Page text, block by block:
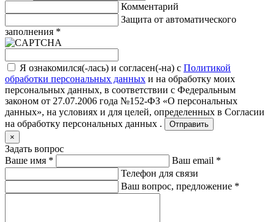
Комментарий
Защита от автоматического
заполнения *
Я ознакомился(-лась) и согласен(-на) с Политикой
обработки персональных данных и на обработку моих
персональных данных, в соответствии с Федеральным
законом от 27.07.2006 года №152-ФЗ «О персональных
данных», на условиях и для целей, определенных в Согласии
на обработку персональных данных .
Отправить
×
Задать вопрос
Ваше имя * Ваш email *
Телефон для связи
Ваш вопрос, предложение *